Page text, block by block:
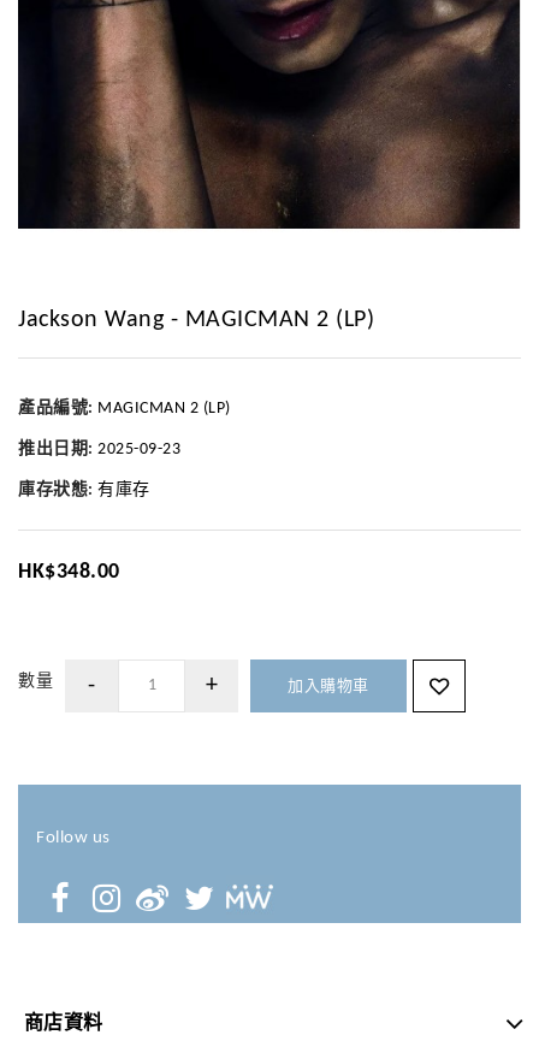
Jackson Wang - MAGICMAN 2 (LP)
產品編號: MAGICMAN 2 (LP)
推出日期: 2025-09-23
庫存狀態: 有庫存
HK$348.00
數量 加入購物車
Follow us
商店資料